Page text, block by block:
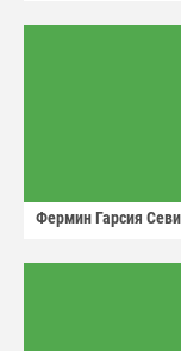
Фермин Гарсия